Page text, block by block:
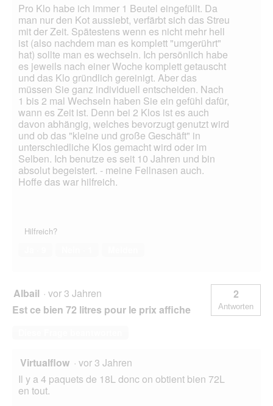
Pro Klo habe ich immer 1 Beutel eingefüllt. Da
man nur den Kot aussiebt, verfärbt sich das Streu
mit der Zeit. Spätestens wenn es nicht mehr hell
ist (also nachdem man es komplett "umgerührt"
hat) sollte man es wechseln. Ich persönlich habe
es jeweils nach einer Woche komplett getauscht
und das Klo gründlich gereinigt. Aber das
müssen Sie ganz individuell entscheiden. Nach
1 bis 2 mal Wechseln haben Sie ein gefühl dafür,
wann es Zeit ist. Denn bei 2 Klos ist es auch
davon abhängig, welches bevorzugt genutzt wird
und ob das "kleine und große Geschäft" in
unterschiedliche Klos gemacht wird oder im
Selben. Ich benutze es seit 10 Jahren und bin
absolut begeistert. - meine Fellnasen auch.
Hoffe das war hilfreich.
Hilfreich?
Albail · vor 3 Jahren
Est ce bien 72 litres pour le prix affiche
2
Antworten
Virtualflow · vor 3 Jahren
Il y a 4 paquets de 18L donc on obtient bien 72L
en tout.